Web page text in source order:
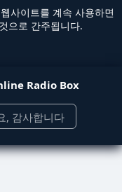
사이트를 계속 사용하면
으로 간주됩니다.
Radio Box
, 감사합니다